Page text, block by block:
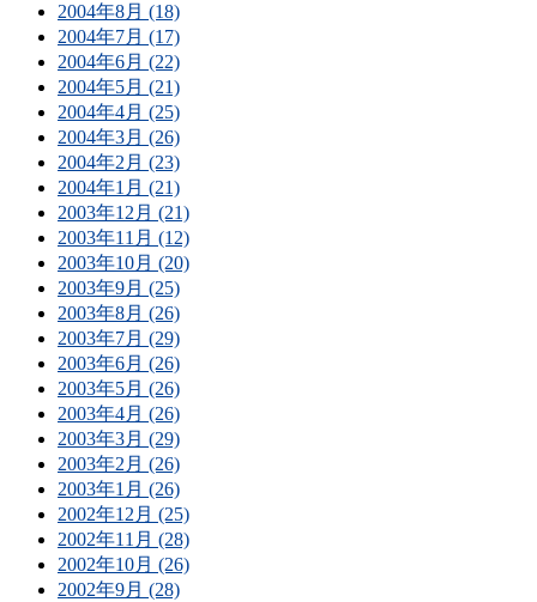
2004年8月 (18)
2004年7月 (17)
2004年6月 (22)
2004年5月 (21)
2004年4月 (25)
2004年3月 (26)
2004年2月 (23)
2004年1月 (21)
2003年12月 (21)
2003年11月 (12)
2003年10月 (20)
2003年9月 (25)
2003年8月 (26)
2003年7月 (29)
2003年6月 (26)
2003年5月 (26)
2003年4月 (26)
2003年3月 (29)
2003年2月 (26)
2003年1月 (26)
2002年12月 (25)
2002年11月 (28)
2002年10月 (26)
2002年9月 (28)